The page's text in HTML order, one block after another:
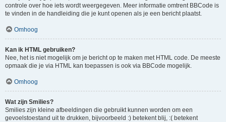
controle over hoe iets wordt weergegeven. Meer informatie omtrent BBCode is
te vinden in de handleiding die je kunt openen als je een bericht plaatst.
Omhoog
Kan ik HTML gebruiken?
Nee, het is niet mogelijk om je bericht op te maken met HTML code. De meeste
opmaak die je via HTML kan toepassen is ook via BBCode mogelijk.
Omhoog
Wat zijn Smilies?
Smilies zijn kleine afbeeldingen die gebruikt kunnen worden om een
gevoelstoestand uit te drukken, bijvoorbeeld :) betekent blij, :( betekent